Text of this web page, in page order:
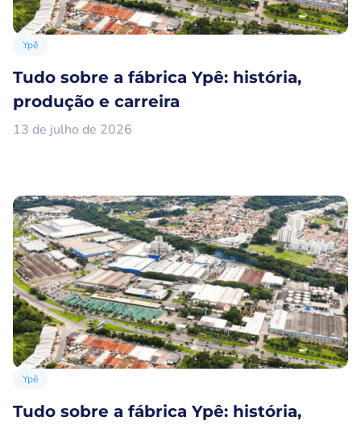
Ypê
Tudo sobre a fábrica Ypê: história,
produção e carreira
13 de julho de 2026
Ypê
Tudo sobre a fábrica Ypê: história,